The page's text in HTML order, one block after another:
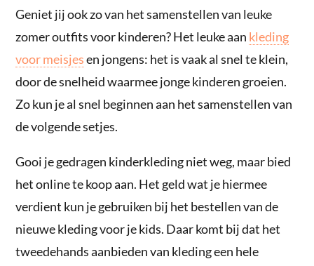
Geniet jij ook zo van het samenstellen van leuke
zomer outfits voor kinderen? Het leuke aan kleding
voor meisjesen jongens: het is vaak al snel te klein,
door de snelheid waarmee jonge kinderen groeien.
Zo kun je al snel beginnen aan het samenstellen van
de volgende setjes.
Gooi je gedragen kinderkleding niet weg, maar bied
het online te koop aan. Het geld wat je hiermee
verdient kun je gebruiken bij het bestellen van de
nieuwe kleding voor je kids. Daar komt bij dat het
tweedehands aanbieden van kleding een hele